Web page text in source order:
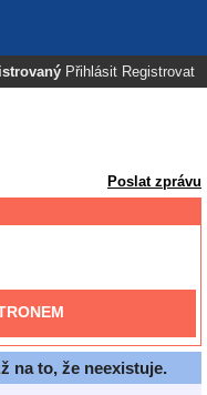
Přihlásit Registrovat
Poslat zprávu
na to, že neexistuje.